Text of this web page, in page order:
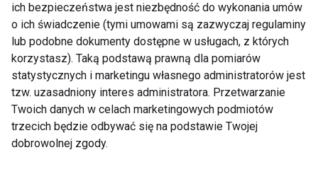
Przepis na przekąskę o właściwościach
antystresowych dla 2 osób:
Płatki owsiane górskie/naturalne - 2
szklanki
1 jogurt grecki (ok. 300 g) lub skyr (ok.
300 ml)
½ łyżeczki cynamonu
ich bezpieczeństwa jest niezbędność do wykonania umów
o ich świadczenie (tymi umowami są zazwyczaj regulaminy
lub podobne dokumenty dostępne w usługach, z których
korzystasz). Taką podstawą prawną dla pomiarów
statystycznych i marketingu własnego administratorów jest
tzw. uzasadniony interes administratora. Przetwarzanie
Twoich danych w celach marketingowych podmiotów
trzecich będzie odbywać się na podstawie Twojej
dobrowolnej zgody.